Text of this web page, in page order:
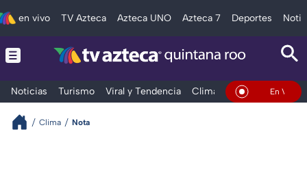
en vivo TV Azteca Azteca UNO Azteca 7 Deportes
Noticias Turismo Viral y Tendencia Clima Tráfico En Vivo
Clima Nota